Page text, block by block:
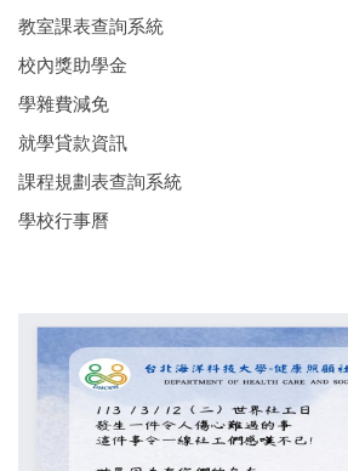
系所介紹
課程與職涯進路
師資人員
課程資訊
設備資源
社會工作實習
活動花絮
資源連結
教室課表查詢系統
校內獎助學金
學雜費減免
就學貸款資訊
課程規劃表查詢系統
學校行事曆